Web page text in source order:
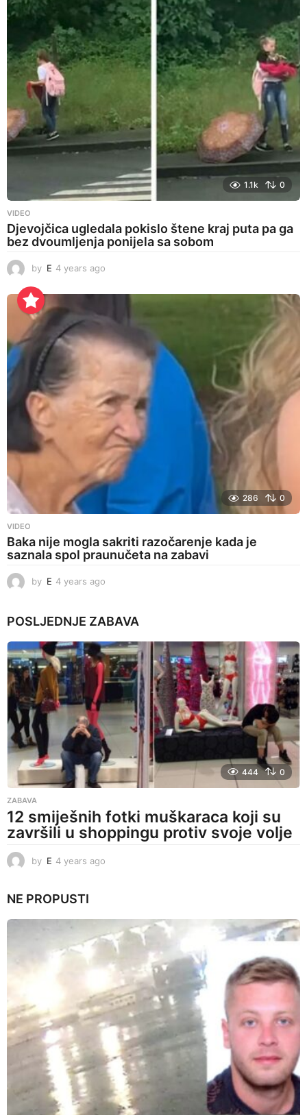
r
s
a
g
o
1.1k 0
VIDEO
Djevojčica ugledala pokislo štene kraj puta pa ga
bez dvoumljenja ponijela sa sobom
by E 4 years ago
e
s
a
286 0
VIDEO
Baka nije mogla sakriti razočarenje kada je
saznala spol praunučeta na zabavi
by E 4 years ago
a
s
a
g
o
POSLJEDNJE ZABAVA
444 0
ZABAVA
12 smiješnih fotki muškaraca koji su
završili u shoppingu protiv svoje volje
by E 4 years ago
a
o
NE PROPUSTI